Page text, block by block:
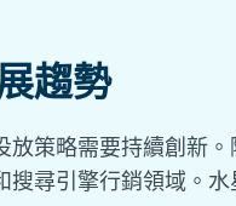
趨勢
放策略需要持續創新
尋引擎行銷領域。